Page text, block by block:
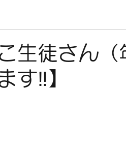
生徒さん
す‼️】